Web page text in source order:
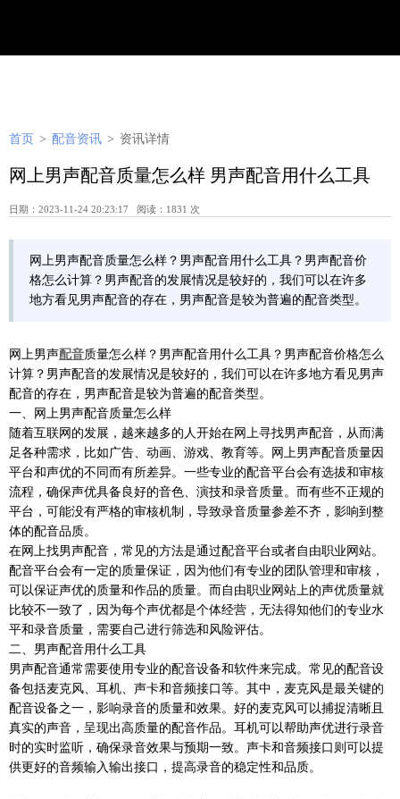
首页 > 配音资讯 > 资讯详情
网上男声配音质量怎么样 男声配音用什么工具
日期：2023-11-24 20:23:17 阅读：1831 次
网上男声配音质量怎么样？男声配音用什么工具？男声配音价
格怎么计算？男声配音的发展情况是较好的，我们可以在许多
地方看见男声配音的存在，男声配音是较为普遍的配音类型。
网上男声配音质量怎么样？男声配音用什么工具？男声配音价格怎么
计算？男声配音的发展情况是较好的，我们可以在许多地方看见男声
配音的存在，男声配音是较为普遍的配音类型。
一、网上男声配音质量怎么样
随着互联网的发展，越来越多的人开始在网上寻找男声配音，从而满
足各种需求，比如广告、动画、游戏、教育等。网上男声配音质量因
平台和声优的不同而有所差异。一些专业的配音平台会有选拔和审核
流程，确保声优具备良好的音色、演技和录音质量。而有些不正规的
平台，可能没有严格的审核机制，导致录音质量参差不齐，影响到整
体的配音品质。
在网上找男声配音，常见的方法是通过配音平台或者自由职业网站。
配音平台会有一定的质量保证，因为他们有专业的团队管理和审核，
可以保证声优的质量和作品的质量。而自由职业网站上的声优质量就
比较不一致了，因为每个声优都是个体经营，无法得知他们的专业水
平和录音质量，需要自己进行筛选和风险评估。
二、男声配音用什么工具
男声配音通常需要使用专业的配音设备和软件来完成。常见的配音设
备包括麦克风、耳机、声卡和音频接口等。其中，麦克风是最关键的
配音设备之一，影响录音的质量和效果。好的麦克风可以捕捉清晰且
真实的声音，呈现出高质量的配音作品。耳机可以帮助声优进行录音
时的实时监听，确保录音效果与预期一致。声卡和音频接口则可以提
供更好的音频输入输出接口，提高录音的稳定性和品质。